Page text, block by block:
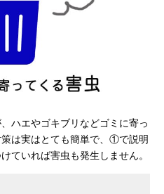
ハエやゴキブリなどゴミに寄っ
は実はとても簡単で、①で説明
ていれば害虫も発生しません。